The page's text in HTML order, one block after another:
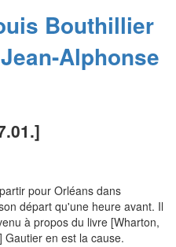
Bouthillier
Jean-Alphonse
pour Orléans dans
départ qu'une heure avant. Il
à propos du livre [Wharton,
Gautier en est la cause.